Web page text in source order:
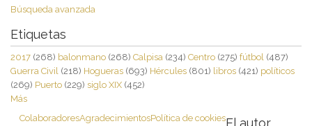
Búsqueda avanzada
Etiquetas
2017 (268) balonmano (268) Calpisa (234) Centro (275) fútbol (487)
Guerra Civil (218) Hogueras (693) Hércules (801) libros (421) políticos
(269) Puerto (229) siglo XIX (452)
Más
ColaboradoresAgradecimientosPolítica de cookiesEl autor